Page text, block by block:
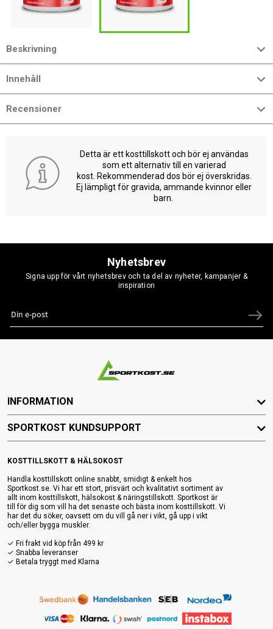
Beskrivning
Innehåll
Recensioner
Detta är ett kosttillskott och bör ej användas
som ett alternativ till en varierad
kost. Rekommenderad dos bör ej överskridas.
Ej lämpligt för gravida, ammande kvinnor eller
barn.
Nyhetsbrev
Signa upp för vårt nyhetsbrev och ta del av nyheter, kampanjer &
inspiration
KOSTTILLSKOTT & HÄLSOKOST
Handla kosttillskott online snabbt, smidigt & enkelt hos
Sportkost.se. Vi har ett stort, prisvärt och kvalitativt sortiment av
allt inom kosttillskott, hälsokost & näringstillskott. Sportkost är
till för dig som vill ha det senaste och bästa inom kosttillskott. Vi
har det du söker, oavsett om du vill gå ner i vikt, gå upp i vikt
och/eller bygga muskler.
✓ Fri frakt vid köp från 499 kr
✓ Snabba leveranser
✓ Betala tryggt med Klarna
INFORMATION
SPORTKOST KUNDSUPPORT